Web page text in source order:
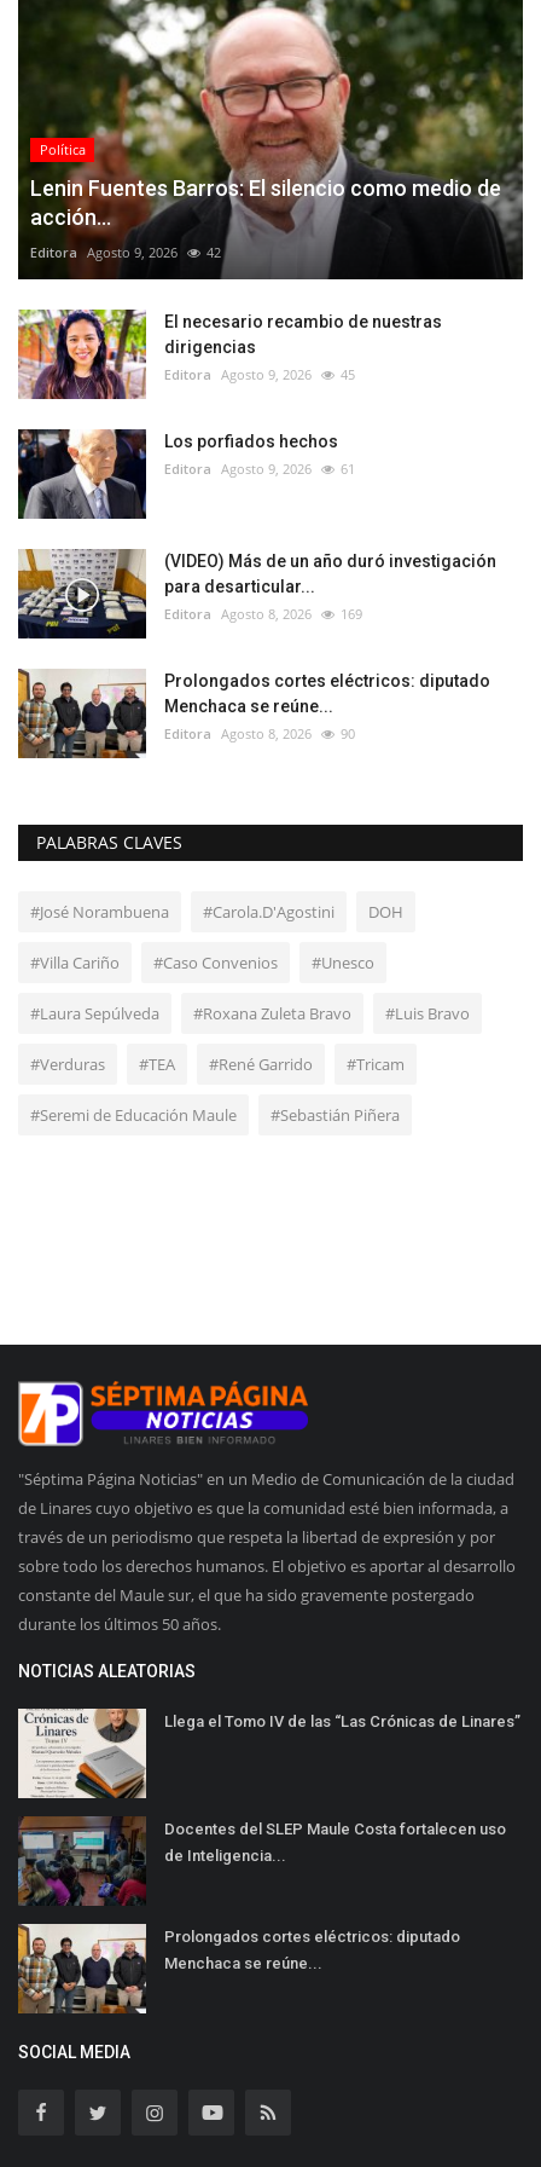
Política
Lenin Fuentes Barros: El silencio como medio de
acción...
Editora Agosto 9, 2026 42
El necesario recambio de nuestras
dirigencias
Editora Agosto 9, 2026 45
Los porfiados hechos
Editora Agosto 9, 2026 61
(VIDEO) Más de un año duró investigación
para desarticular...
Editora Agosto 8, 2026 169
Prolongados cortes eléctricos: diputado
Menchaca se reúne...
Editora Agosto 8, 2026 90
PALABRAS CLAVES
#José Norambuena #Carola.D'Agostini DOH
#Villa Cariño #Caso Convenios #Unesco
#Laura Sepúlveda #Roxana Zuleta Bravo #Luis Bravo
#Verduras #TEA #René Garrido #Tricam
#Seremi de Educación Maule #Sebastián Piñera
"Séptima Página Noticias" en un Medio de Comunicación de la ciudad
de Linares cuyo objetivo es que la comunidad esté bien informada, a
través de un periodismo que respeta la libertad de expresión y por
sobre todo los derechos humanos. El objetivo es aportar al desarrollo
constante del Maule sur, el que ha sido gravemente postergado
durante los últimos 50 años.
NOTICIAS ALEATORIAS
Llega el Tomo IV de las “Las Crónicas de Linares”
Docentes del SLEP Maule Costa fortalecen uso
de Inteligencia...
Prolongados cortes eléctricos: diputado
Menchaca se reúne...
SOCIAL MEDIA